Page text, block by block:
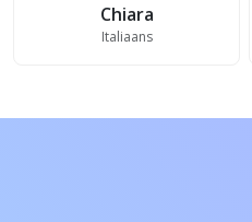
Chiara
Italiaans